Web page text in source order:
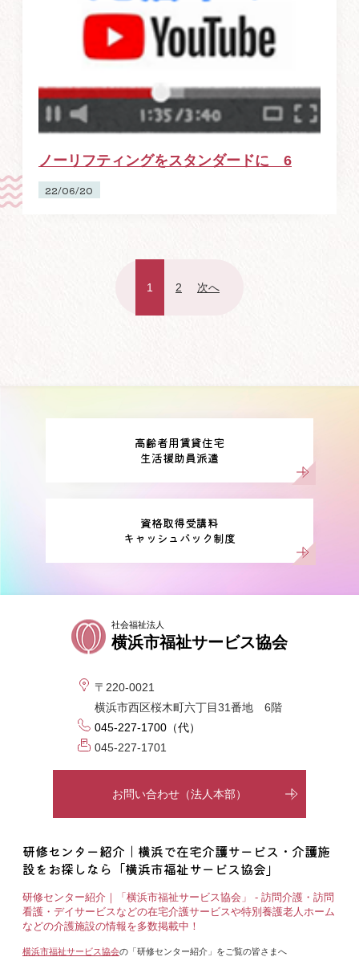
ノーリフティングをスタンダードに 6
22/06/20
1 2 次へ
高齢者用賃貸住宅
生活援助員派遣
資格取得受講料
キャッシュバック制度
社会福祉法人
横浜市福祉サービス協会
〒220-0021
横浜市西区桜木町六丁目31番地 6階
045-227-1700（代）
045-227-1701
お問い合わせ（法人本部）
研修センター紹介｜横浜で在宅介護サービス・介護施
設をお探しなら「横浜市福祉サービス協会」
研修センター紹介｜「横浜市福祉サービス協会」 - 訪問介護・訪問
看護・デイサービスなどの在宅介護サービスや特別養護老人ホーム
などの介護施設の情報を多数掲載中！
横浜市福祉サービス協会の「研修センター紹介」をご覧の皆さまへ